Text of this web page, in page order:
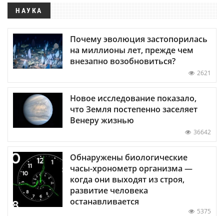
НАУКА
Почему эволюция застопорилась
на миллионы лет, прежде чем
внезапно возобновиться?
2621
Новое исследование показало,
что Земля постепенно заселяет
Венеру жизнью
36642
Обнаружены биологические
часы-хронометр организма —
когда они выходят из строя,
развитие человека
останавливается
5375